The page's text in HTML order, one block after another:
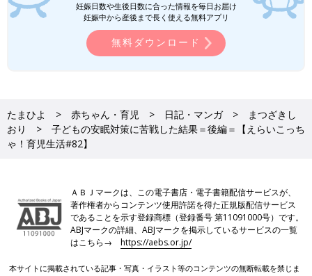
妊娠日数や生後日数に合った情報を毎日お届け
妊娠中から産後まで長く使える無料アプリ
無料ダウンロード
たまひよ 赤ちゃん・育児 日記・マンガ
まつざきし
おり
子どもの安眠対策に苦戦した結果＝後編＝【えらいこっち
ゃ！育児生活#82】
ＡＢＪマークは、この電子書店・電子書籍配信サービスが、
著作権者からコンテンツ使用許諾を得た正規版配信サービス
であることを示す登録商標（登録番号 第11091000号）です。
ABJマークの詳細、ABJマークを掲示しているサービスの一覧
はこちら→https://aebs.or.jp/
本サイトに掲載されている記事・写真・イラスト等のコンテンツの無断転載を禁じま